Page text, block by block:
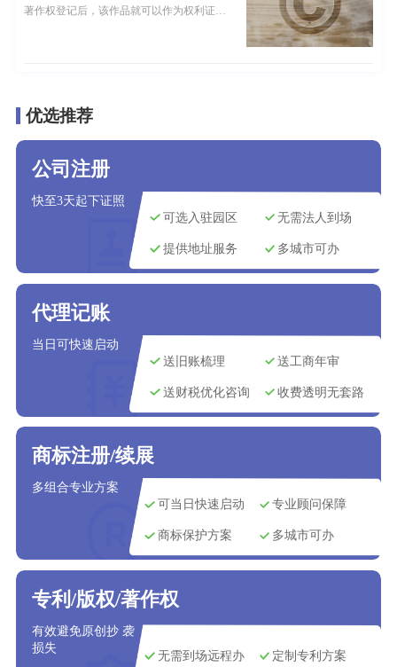
著作权登记后，该作品就可以作为权利证明，作为法律维权的证据使用。在发生著作权纠纷时，版权登记登记证书可以作为权利证明，有利于维护作者或其他著作权人和作品使用者的合法权益，有助于解决因著作权归属造成的著作权纠纷。在登记版权的过程中，相信大家都很关心版权登记费用的问题，今天小编就来给大家讲讲版权登记费用。
优选推荐
公司注册
快至3天起下证照
可选入驻园区
无需法人到场
提供地址服务 多城市可办
代理记账
当日可快速启动
送旧账梳理
送工商年审
送财税优化咨询 收费透明无套路
商标注册/续展
多组合专业方案
可当日快速启动
专业顾问保障
商标保护方案 多城市可办
专利/版权/著作权
有效避免原创抄 袭
损失
无需到场远程办 定制专利方案